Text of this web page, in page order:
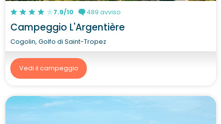
7.9/10 489 avviso
Campeggio L'Argentière
Cogolin, Golfo di Saint-Tropez
Vedi il campeggio